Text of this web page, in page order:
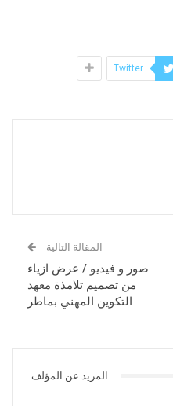
Twitter
المقالة التالية
صور و فيديو / عرض ازياء
من تصميم تلامذة معهد
التكوين المهني بماطر
المزيد عن المؤلف